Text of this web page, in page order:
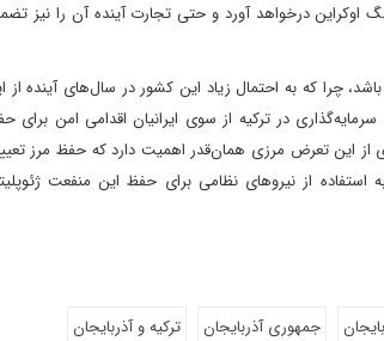
درخواهد آورد و حتی تجارت آینده آن را نیز
چرا که به احتمال زیاد این کشور در سال‌های آینده از
در ترکیه از سوی ایرانیان اقدامی امن برای
این تعرض مرزی همان‌قدر اهمیت دارد که حفظ مرز
نیاز به استفاده از نیروهای نظامی برای حفظ این منفعت
جمهوری آذربایجان
ترکیه و آذربایجان